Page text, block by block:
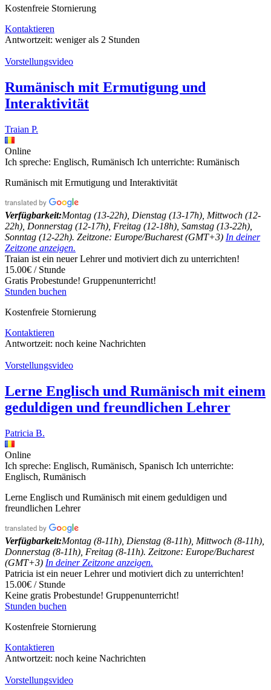
Kostenfreie Stornierung
Kontaktieren
Antwortzeit: weniger als 2 Stunden
Vorstellungsvideo
Rumänisch mit Ermutigung und
Interaktivität
Traian P.
Online
Ich spreche: Englisch, Rumänisch Ich unterrichte: Rumänisch
Rumänisch mit Ermutigung und Interaktivität
Verfügbarkeit:Montag (13-22h), Dienstag (13-17h), Mittwoch (12-
22h), Donnerstag (12-17h), Freitag (12-18h), Samstag (13-22h),
Sonntag (12-22h). Zeitzone: Europe/Bucharest (GMT+3) In deiner
Zeitzone anzeigen.
Traian ist ein neuer Lehrer und motiviert dich zu unterrichten!
15.00€ / Stunde
Gratis Probestunde! Gruppenunterricht!
Stunden buchen
Kostenfreie Stornierung
Kontaktieren
Antwortzeit: noch keine Nachrichten
Vorstellungsvideo
Lerne Englisch und Rumänisch mit einem
geduldigen und freundlichen Lehrer
Patricia B.
Online
Ich spreche: Englisch, Rumänisch, Spanisch Ich unterrichte:
Englisch, Rumänisch
Lerne Englisch und Rumänisch mit einem geduldigen und
freundlichen Lehrer
Verfügbarkeit:Montag (8-11h), Dienstag (8-11h), Mittwoch (8-11h),
Donnerstag (8-11h), Freitag (8-11h). Zeitzone: Europe/Bucharest
(GMT+3) In deiner Zeitzone anzeigen.
Patricia ist ein neuer Lehrer und motiviert dich zu unterrichten!
15.00€ / Stunde
Keine gratis Probestunde! Gruppenunterricht!
Stunden buchen
Kostenfreie Stornierung
Kontaktieren
Antwortzeit: noch keine Nachrichten
Vorstellungsvideo